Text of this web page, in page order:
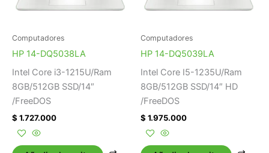
Computadores
HP 14-DQ5038LA
Intel Core i3-1215U/Ram
8GB/512GB SSD/14″
/FreeDOS
$ 1.727.000
Computadores
HP 14-DQ5039LA
Intel Core I5-1235U/Ram
8GB/512GB SSD/14″ HD
/FreeDOS
$ 1.975.000